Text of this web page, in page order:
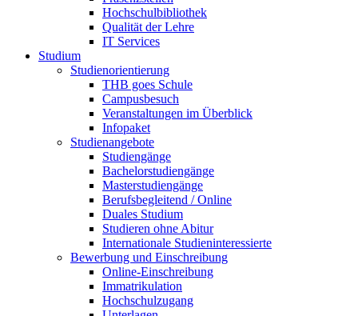
Hochschulbibliothek
Qualität der Lehre
IT Services
Studium
Studienorientierung
THB goes Schule
Campusbesuch
Veranstaltungen im Überblick
Infopaket
Studienangebote
Studiengänge
Bachelorstudiengänge
Masterstudiengänge
Berufsbegleitend / Online
Duales Studium
Studieren ohne Abitur
Internationale Studieninteressierte
Bewerbung und Einschreibung
Online-Einschreibung
Immatrikulation
Hochschulzugang